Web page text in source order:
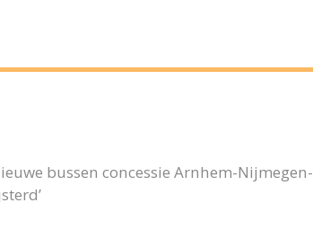
bussen concessie Arnhem-Nijmegen-